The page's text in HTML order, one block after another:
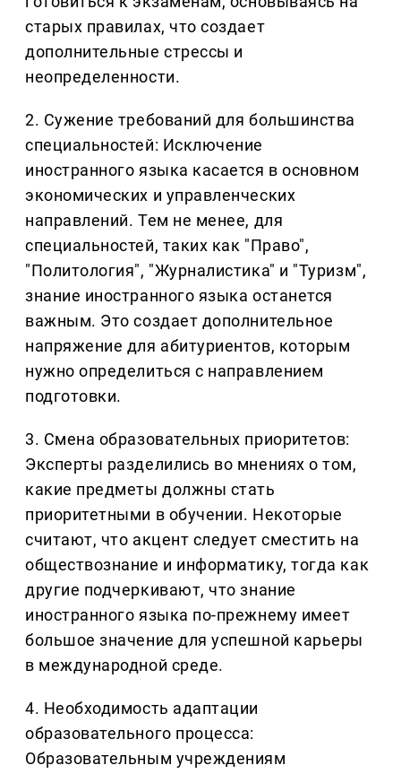
старых правилах, что создает
дополнительные стрессы и
неопределенности.
2. Сужение требований для большинства
специальностей: Исключение
иностранного языка касается в основном
экономических и управленческих
направлений. Тем не менее, для
специальностей, таких как "Право",
"Политология", "Журналистика" и "Туризм",
знание иностранного языка останется
важным. Это создает дополнительное
напряжение для абитуриентов, которым
нужно определиться с направлением
подготовки.
3. Смена образовательных приоритетов:
Эксперты разделились во мнениях о том,
какие предметы должны стать
приоритетными в обучении. Некоторые
считают, что акцент следует сместить на
обществознание и информатику, тогда как
другие подчеркивают, что знание
иностранного языка по-прежнему имеет
большое значение для успешной карьеры
в международной среде.
4. Необходимость адаптации
образовательного процесса:
Образовательным учреждениям